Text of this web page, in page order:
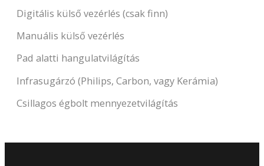
Digitális külső vezérlés (csak finn)
Manuális külső vezérlés
Pad alatti hangulatvilágítás
Infrasugárzó (Philips, Carbon, vagy Kerámia)
Csillagos égbolt mennyezetvilágítás